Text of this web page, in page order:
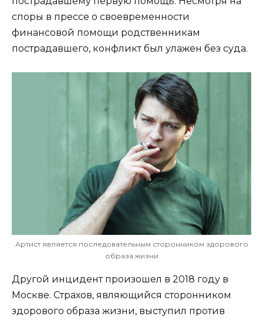
споры в прессе о своевременности
финансовой помощи родственникам
пострадавшего, конфликт был улажен без суда.
Артист является последовательным сторонником здорового
образа жизни
Другой инцидент произошел в 2018 году в
Москве. Страхов, являющийся сторонником
здорового образа жизни, выступил против